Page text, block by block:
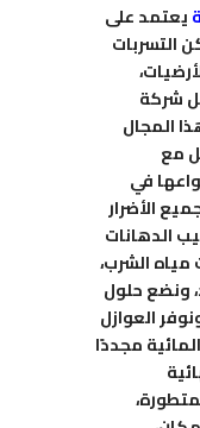
يعتمد على
التسربات
شركة
المجال
مع
في
الأضرار
الدهانات
مياه الشرب،
ونضع حلول
العوازل
مجددًا